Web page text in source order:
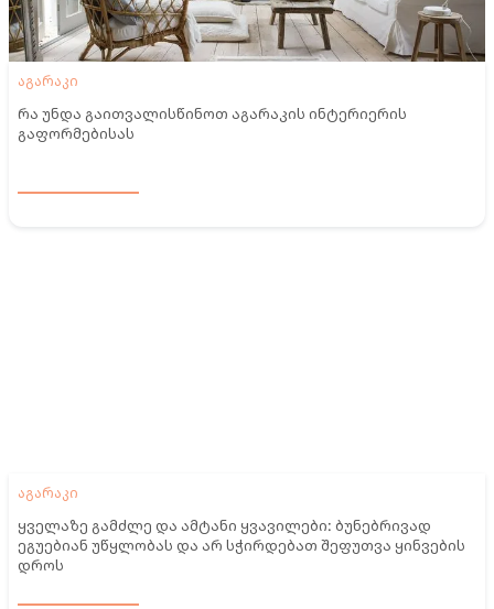
აგარაკი
რა უნდა გაითვალისწინოთ აგარაკის ინტერიერის
გაფორმებისას
აგარაკი
ყველაზე გამძლე და ამტანი ყვავილები: ბუნებრივად
ეგუებიან უწყლობას და არ სჭირდებათ შეფუთვა ყინვების
დროს